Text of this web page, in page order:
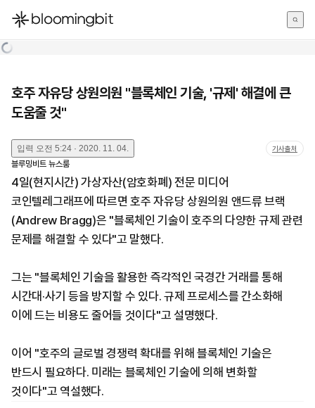
한국어
호주 자유당 상원의원 "블록체인 기술, '규제' 해결에 큰
도움줄 것"
입력 오전 5:24 · 2020. 11. 04. 기사출처
블루밍비트 뉴스룸
4일(현지시간) 가상자산(암호화폐) 전문 미디어
코인텔레그래프에 따르면 호주 자유당 상원의원 앤드류 브랙
(Andrew Bragg)은 "블록체인 기술이 호주의 다양한 규제 관련
문제를 해결할 수 있다"고 말했다.
그는 "블록체인 기술을 활용한 즉각적인 국경간 거래를 통해
시간대·사기 등을 방지할 수 있다. 규제 프로세스를 간소화해
이에 드는 비용도 줄어들 것이다"고 설명했다.
이어 "호주의 글로벌 경쟁력 확대를 위해 블록체인 기술은
반드시 필요하다. 미래는 블록체인 기술에 의해 변화할
것이다"고 역설했다.